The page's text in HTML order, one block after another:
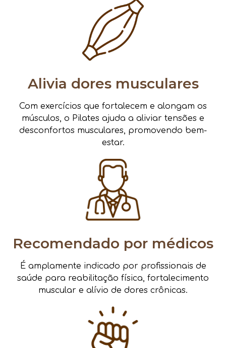
Alivia dores musculares
Com exercícios que fortalecem e alongam os
músculos, o Pilates ajuda a aliviar tensões e
desconfortos musculares, promovendo bem-
estar.
Recomendado por médicos
É amplamente indicado por profissionais de
saúde para reabilitação física, fortalecimento
muscular e alívio de dores crônicas.